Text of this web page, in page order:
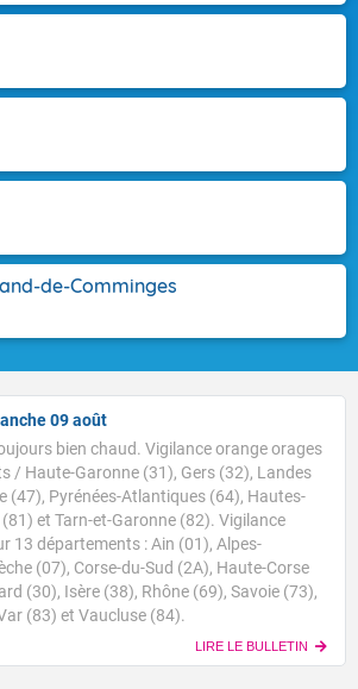
de-Comminges
09 août
bien chaud. Vigilance orange orages
/ Haute-Garonne (31), Gers (32), Landes
(47), Pyrénées-Atlantiques (64), Hautes-
et Tarn-et-Garonne (82). Vigilance
13 départements : Ain (01), Alpes-
(07), Corse-du-Sud (2A), Haute-Corse
(30), Isère (38), Rhône (69), Savoie (73),
(83) et Vaucluse (84).
LIRE LE BULLETIN